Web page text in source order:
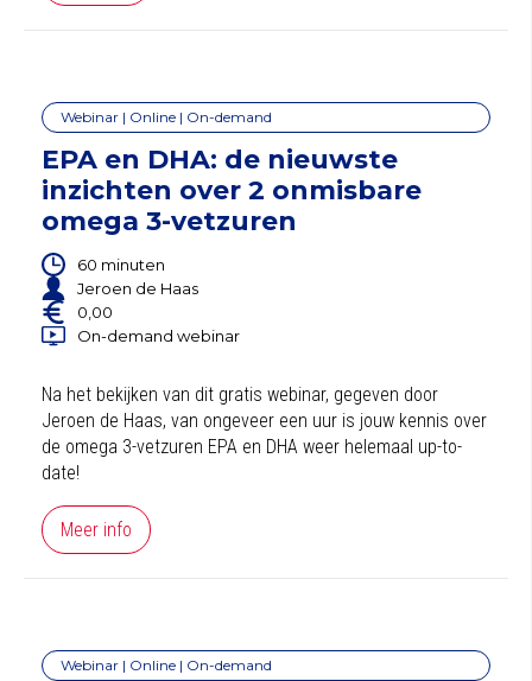
Webinar | Online | On-demand
EPA en DHA: de nieuwste
inzichten over 2 onmisbare
omega 3-vetzuren
60 minuten
Jeroen de Haas
0,00
On-demand webinar
Na het bekijken van dit gratis webinar, gegeven door
Jeroen de Haas, van ongeveer een uur is jouw kennis over
de omega 3-vetzuren EPA en DHA weer helemaal up-to-
date!
Meer info
Webinar | Online | On-demand